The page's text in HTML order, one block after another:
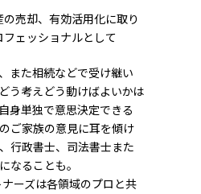
売却、有効活用化に取り
ェッショナルとして
また相続などで受け継い
う考えどう動けばよいかは
身単独で意思決定できる
ご家族の意見に耳を傾け
行政書士、司法書士また
なることも。
ーズは各領域のプロと共